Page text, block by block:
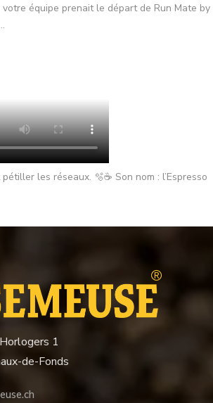
votre équipe prenait le départ de Run Mate by
les réseaux. 🫧☕ Son nom : l’Espresso
1
de-Fonds